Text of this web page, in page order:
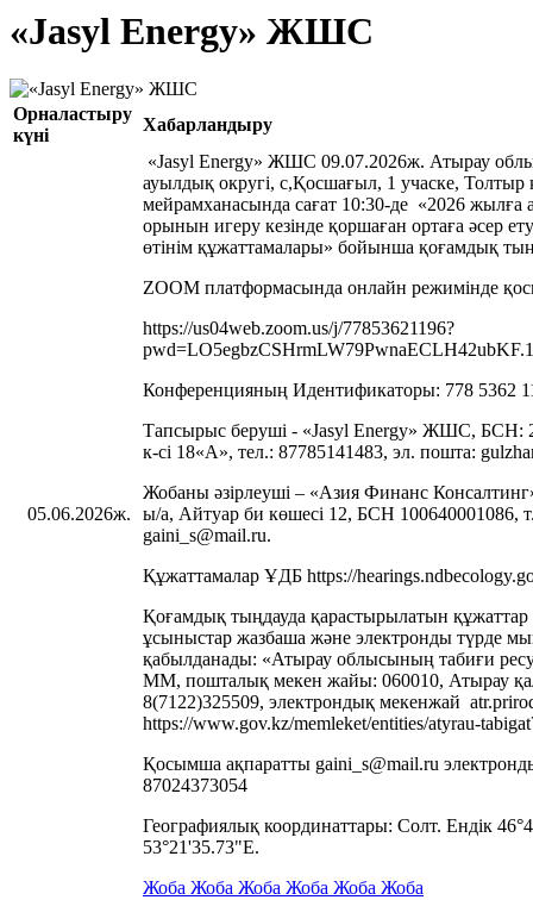
«Jasyl Energy» ЖШС
Орналастыру
күні
Хабарландыру
05.06.2026ж.
«Jasyl Energy» ЖШС 09.07.2026ж. Атырау
ауылдық округі, с,Қосшағыл, 1 учаске, Толтыр
мейрамханасында сағат 10:30-де «2026 жылға
орынын игеру кезінде қоршаған ортаға әсер
өтінім құжаттамалары» бойынша қоғамдық
ZOOM платформасында онлайн режимінде
https://us04web.zoom.us/j/77853621196?
pwd=LO5egbzCSHrmLW79PwnaECLH42ubKF.1
Конференцияның Идентификаторы: 778 5362
Тапсырыс беруші - «Jasyl Energy» ЖШС, БСН:
к-сі 18«А», тел.: 87785141483, эл. пошта:
Жобаны әзірлеуші – «Азия Финанс
ы/а, Айтуар би көшесі 12, БСН 100640001086,
gaini_s@mail.ru.
Құжаттамалар ҰДБ https://
Қоғамдық тыңдауда қарастырылатын
ұсыныстар жазбаша және электронды түрде
қабылданады: «Атырау облысының табиғи
ММ, пошталық мекен жайы: 060010, Атырау
8(7122)325509, электрондық мекенжай
https://www.gov.kz/memleket/entities/atyrau-
Қосымша ақпаратты gaini_s@mail.ru
87024373054
Географиялық координаттары: Солт. Ендік
53°21'35.73"E.
Жоба Жоба Жоба Жоба Жоба Жоба